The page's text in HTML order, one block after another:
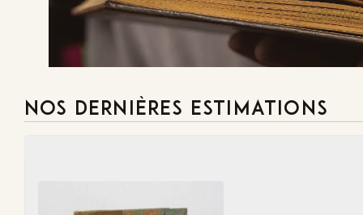
NOS DERNIÈRES ESTIMATIONS